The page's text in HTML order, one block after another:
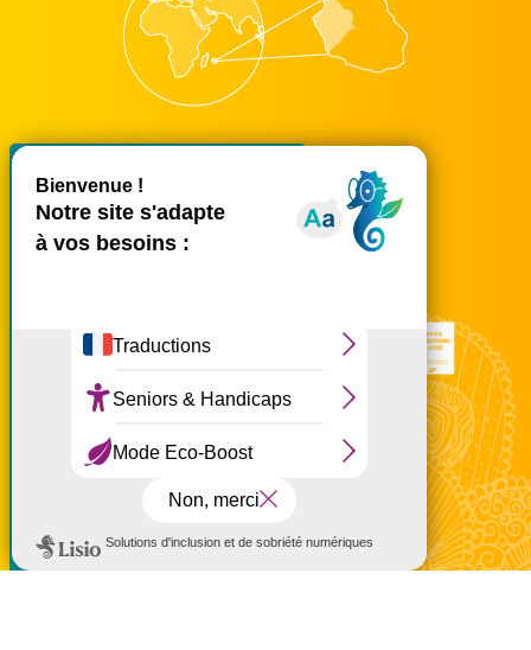
Tout accepter
Tout refuser
Masquer le
accueil@ouest-lareunion.com
tél.02 62 42 31 31
Nous rencontrer